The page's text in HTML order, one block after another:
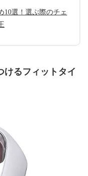
10選！選ぶ際のチェ
けるフィットタイ